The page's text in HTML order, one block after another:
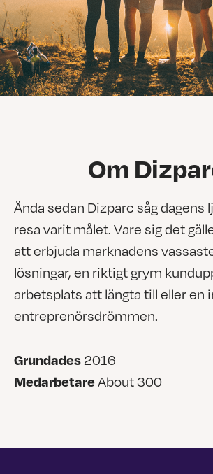
Om
Ända sedan Dizparc såg dagens
resa varit målet. Vare sig det
att erbjuda marknadens
lösningar, en riktigt grym
arbetsplats att längta till eller en
entreprenörsdrömmen.
Grundades 2016
MedarbetareAbout 300